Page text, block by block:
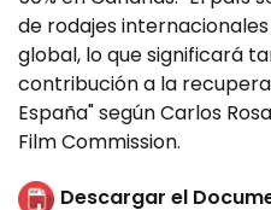
de rodajes
global, lo que significará
contribución a la
España" según Carlos
Film Commission.
Descargar el